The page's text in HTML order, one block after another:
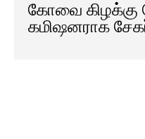
கோவை கிழக்கு
கமிஷனராக